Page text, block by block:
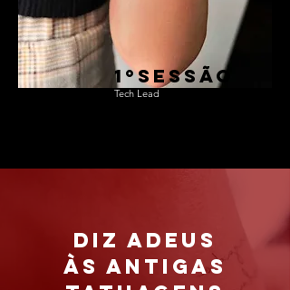
1ºsessão
Tech Lead
Diz adeus
às antigas